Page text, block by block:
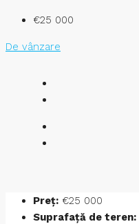
€25 000
De vânzare
Preț: €25 000
Suprafață de teren: